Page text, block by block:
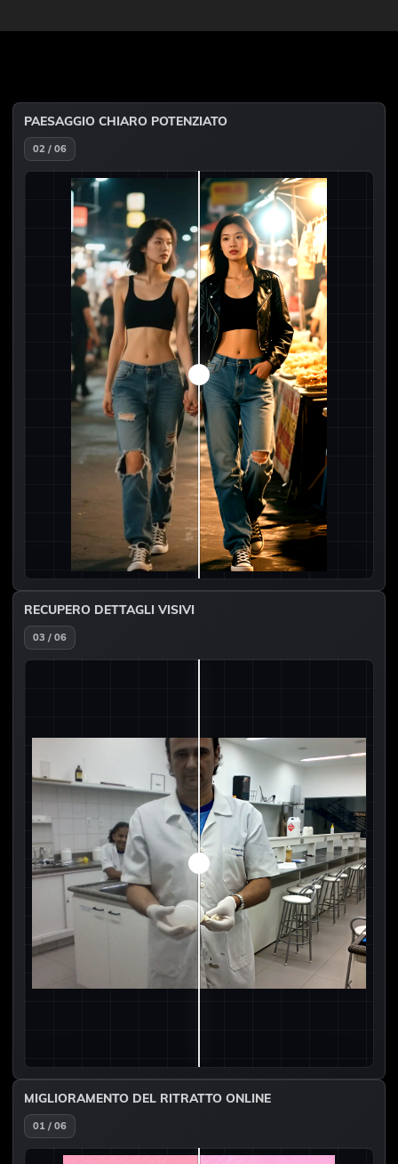
PAESAGGIO CHIARO POTENZIATO
02 / 06
RECUPERO DETTAGLI VISIVI
03 / 06
MIGLIORAMENTO DEL RITRATTO ONLINE
01 / 06